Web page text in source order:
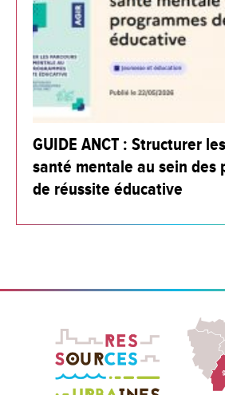
GUIDE ANCT : Structurer
santé mentale au sein des
de réussite éducative